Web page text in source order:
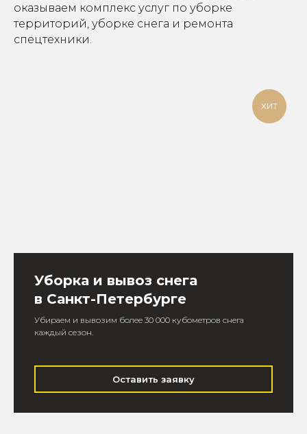
оказываем комплекс услуг по уборке
территорий, уборке снега и ремонта
спецтехники.
ХИТ
Уборка и вывоз снега
в Санкт-Петербурге
Убираем и вывозим более 30 000 кубометров снега
каждый сезон.
Оставить заявку